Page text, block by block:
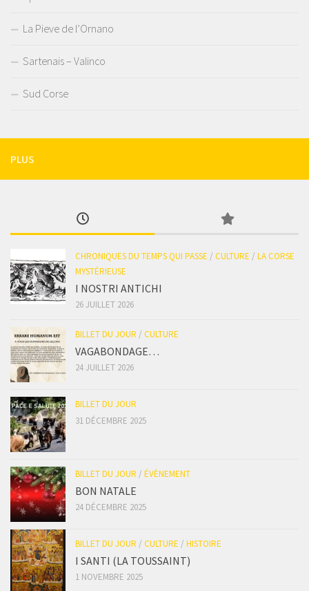
La Pieve de l’Ornano
Sartenais – Valinco
Sud Corse
PLUS
CHRONIQUES DU TEMPS QUI PASSE / CULTURE / LA CORSE
MYSTÉRIEUSE
I NOSTRI ANTICHI
26 JUILLET 2026
BILLET DU JOUR / CULTURE
VAGABONDAGE…
24 JUILLET 2026
BILLET DU JOUR
31 DÉCEMBRE 2025
BILLET DU JOUR / ÉVÈNEMENT
BON NATALE
24 DÉCEMBRE 2025
BILLET DU JOUR / CULTURE / HISTOIRE
I SANTI (LA TOUSSAINT)
1 NOVEMBRE 2025